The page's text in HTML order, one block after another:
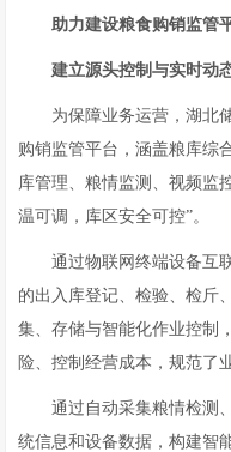
助力建设粮食购销监管
建立源头控制与实时动
为保障业务运营，湖北
购销监管平台，涵盖粮库综
库管理、粮情监测、视频监
温可调，库区安全可控”。
通过物联网终端设备互
的出入库登记、检验、检斤
集、存储与智能化作业控制
险、控制经营成本，规范了
通过自动采集粮情检测
统信息和设备数据，构建智